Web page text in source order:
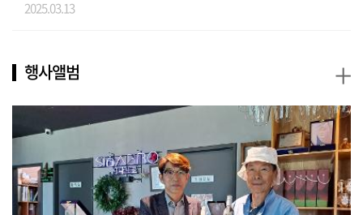
2025.03.13
행사앨범 +